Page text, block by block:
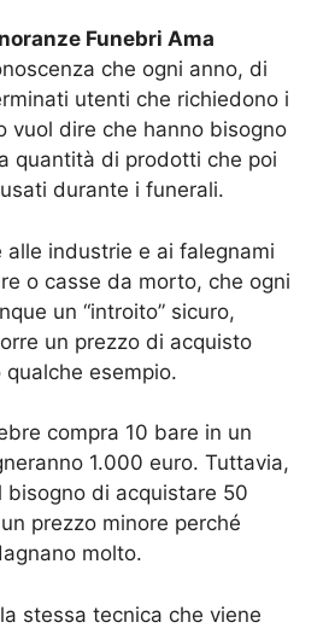
Funebri Ama
che ogni anno, di
utenti che richiedono i
vuol dire che hanno bisogno
quantità di prodotti che poi
durante i funerali.
alle industrie e ai falegnami
o casse da morto, che ogni
un “introito” sicuro,
un prezzo di acquisto
esempio.
compra 10 bare in un
1.000 euro. Tuttavia,
bisogno di acquistare 50
prezzo minore perché
molto.
stessa tecnica che viene